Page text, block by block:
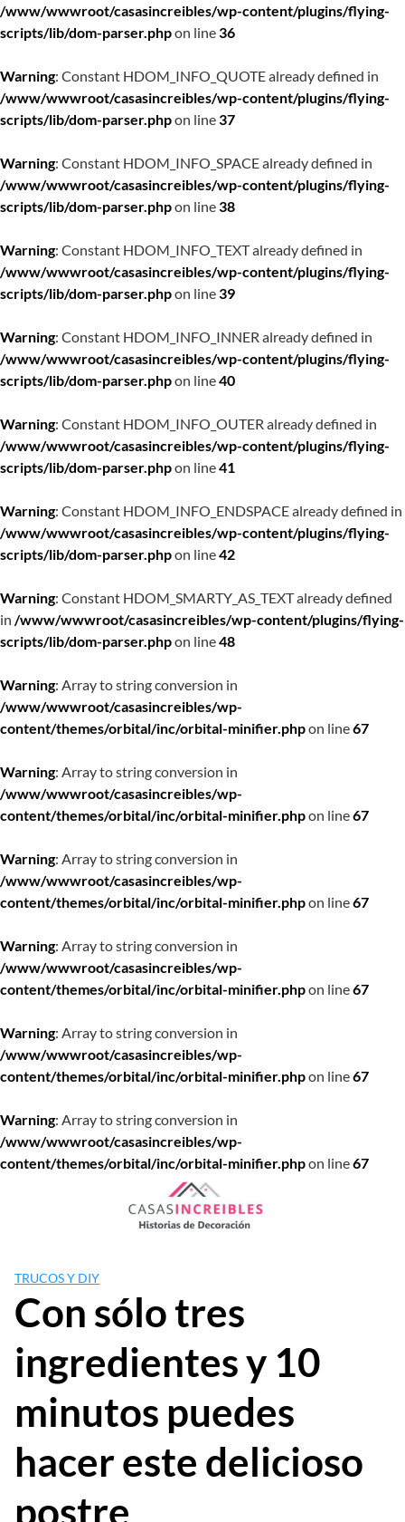
/www/wwwroot/casasincreibles/wp-content/plugins/flying-
scripts/lib/dom-parser.phpon line36
Warning: Constant HDOM_INFO_QUOTE already defined in
/www/wwwroot/casasincreibles/wp-content/plugins/flying-
scripts/lib/dom-parser.phpon line37
Warning: Constant HDOM_INFO_SPACE already defined in
/www/wwwroot/casasincreibles/wp-content/plugins/flying-
scripts/lib/dom-parser.phpon line38
Warning: Constant HDOM_INFO_TEXT already defined in
/www/wwwroot/casasincreibles/wp-content/plugins/flying-
scripts/lib/dom-parser.phpon line39
Warning: Constant HDOM_INFO_INNER already defined in
/www/wwwroot/casasincreibles/wp-content/plugins/flying-
scripts/lib/dom-parser.phpon line40
Warning: Constant HDOM_INFO_OUTER already defined in
/www/wwwroot/casasincreibles/wp-content/plugins/flying-
scripts/lib/dom-parser.phpon line41
Warning: Constant HDOM_INFO_ENDSPACE already defined in
/www/wwwroot/casasincreibles/wp-content/plugins/flying-
scripts/lib/dom-parser.phpon line42
Warning: Constant HDOM_SMARTY_AS_TEXT already defined
in /www/wwwroot/casasincreibles/wp-content/plugins/flying-
scripts/lib/dom-parser.phpon line48
Warning: Array to string conversion in
/www/wwwroot/casasincreibles/wp-
content/themes/orbital/inc/orbital-minifier.phpon line67
Warning: Array to string conversion in
/www/wwwroot/casasincreibles/wp-
content/themes/orbital/inc/orbital-minifier.phpon line67
Warning: Array to string conversion in
/www/wwwroot/casasincreibles/wp-
content/themes/orbital/inc/orbital-minifier.phpon line67
Warning: Array to string conversion in
/www/wwwroot/casasincreibles/wp-
content/themes/orbital/inc/orbital-minifier.phpon line67
Warning: Array to string conversion in
/www/wwwroot/casasincreibles/wp-
content/themes/orbital/inc/orbital-minifier.phpon line67
Warning: Array to string conversion in
/www/wwwroot/casasincreibles/wp-
content/themes/orbital/inc/orbital-minifier.phpon line67
TRUCOS Y DIY
Con sólo tres
ingredientes y 10
minutos puedes
hacer este delicioso
postre